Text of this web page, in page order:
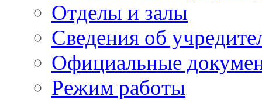
Отделы и залы
Сведения об
Официальные
Режим работы